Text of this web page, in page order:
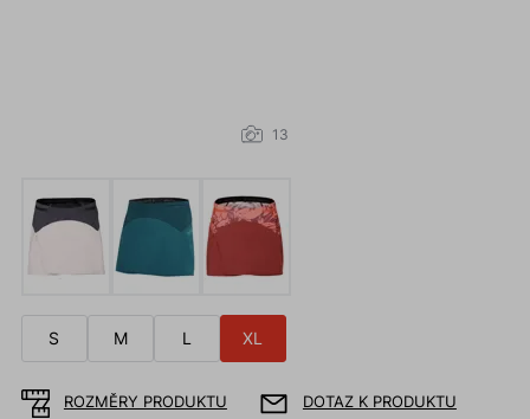
13
S M L XL
ROZMĚRY PRODUKTU DOTAZ K PRODUKTU